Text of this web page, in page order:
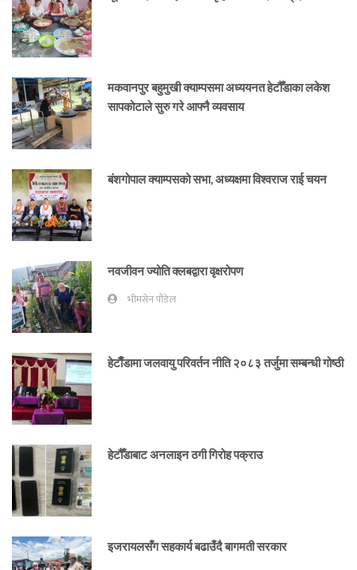
मकवानपुर बहुमुखी क्याम्पसमा अध्ययनत हेटौँडाका लकेश
सापकोटाले सुरु गरे आफ्नै व्यवसाय
बंशगोपाल क्याम्पसको सभा, अध्यक्षमा विश्वराज राई चयन
नवजीवन ज्योति क्लबद्वारा वृक्षरोपण
भीमसेन पौडेल
हेटाैँडामा जलवायु परिवर्तन नीति २०८३ तर्जुमा सम्बन्धी गोष्ठी
हेटौँडाबाट अनलाइन ठगी गिरोह पक्राउ
इजरायलसँग सहकार्य बढाउँदै बागमती सरकार